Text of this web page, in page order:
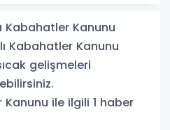
Kabahatler Kanunu
Kabahatler Kanunu
gelişmeleri
Kanunu ile ilgili 1 haber